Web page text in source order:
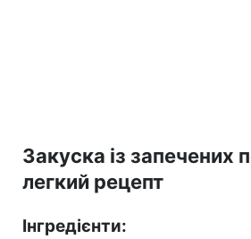
Закуска із запечених
легкий рецепт
Інгредієнти: